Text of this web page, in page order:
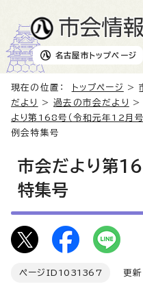
名古屋市 トップページ
現在の位置： トップページ >
だより
>過去の市会だより
より第168号（令和元年12月号
例会特集号
市会だより第
特集号
ページID 1031367 更新